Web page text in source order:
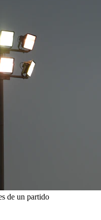
de un partido